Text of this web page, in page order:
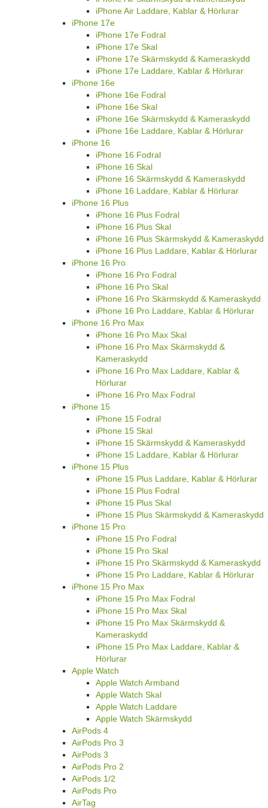
iPhone Air Laddare, Kablar & Hörlurar
iPhone 17e
iPhone 17e Fodral
iPhone 17e Skal
iPhone 17e Skärmskydd & Kameraskydd
iPhone 17e Laddare, Kablar & Hörlurar
iPhone 16e
iPhone 16e Fodral
iPhone 16e Skal
iPhone 16e Skärmskydd & Kameraskydd
iPhone 16e Laddare, Kablar & Hörlurar
iPhone 16
iPhone 16 Fodral
iPhone 16 Skal
iPhone 16 Skärmskydd & Kameraskydd
iPhone 16 Laddare, Kablar & Hörlurar
iPhone 16 Plus
iPhone 16 Plus Fodral
iPhone 16 Plus Skal
iPhone 16 Plus Skärmskydd & Kameraskydd
iPhone 16 Plus Laddare, Kablar & Hörlurar
iPhone 16 Pro
iPhone 16 Pro Fodral
iPhone 16 Pro Skal
iPhone 16 Pro Skärmskydd & Kameraskydd
iPhone 16 Pro Laddare, Kablar & Hörlurar
iPhone 16 Pro Max
iPhone 16 Pro Max Skal
iPhone 16 Pro Max Skärmskydd &
Kameraskydd
iPhone 16 Pro Max Laddare, Kablar &
Hörlurar
iPhone 16 Pro Max Fodral
iPhone 15
iPhone 15 Fodral
iPhone 15 Skal
iPhone 15 Skärmskydd & Kameraskydd
iPhone 15 Laddare, Kablar & Hörlurar
iPhone 15 Plus
iPhone 15 Plus Laddare, Kablar & Hörlurar
iPhone 15 Plus Fodral
iPhone 15 Plus Skal
iPhone 15 Plus Skärmskydd & Kameraskydd
iPhone 15 Pro
iPhone 15 Pro Fodral
iPhone 15 Pro Skal
iPhone 15 Pro Skärmskydd & Kameraskydd
iPhone 15 Pro Laddare, Kablar & Hörlurar
iPhone 15 Pro Max
iPhone 15 Pro Max Fodral
iPhone 15 Pro Max Skal
iPhone 15 Pro Max Skärmskydd &
Kameraskydd
iPhone 15 Pro Max Laddare, Kablar &
Hörlurar
Apple Watch
Apple Watch Armband
Apple Watch Skal
Apple Watch Laddare
Apple Watch Skärmskydd
AirPods 4
AirPods Pro 3
AirPods 3
AirPods Pro 2
AirPods 1/2
AirPods Pro
AirTag